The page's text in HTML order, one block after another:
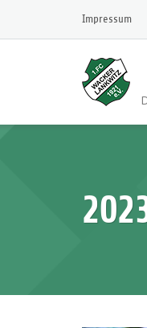
content
Impressum